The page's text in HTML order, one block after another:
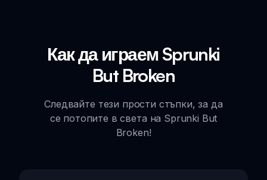
Как да играем Sprunki
But Broken
Следвайте тези прости стъпки, за да
се потопите в света на Sprunki But
Broken!